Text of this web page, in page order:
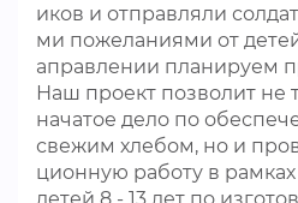
иков и отправляли
ми пожеланиями от
аправлении планируем
Наш проект позволит не
начатое дело по
свежим хлебом, но и
ционную работу в